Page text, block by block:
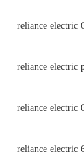
reliance electric
reliance electric
reliance electric
reliance electric